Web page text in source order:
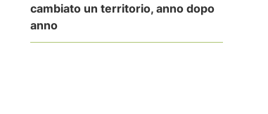
cambiato un territorio, anno dopo
anno